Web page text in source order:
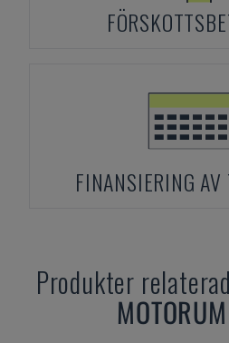
FINANSIERING AV
Produkter